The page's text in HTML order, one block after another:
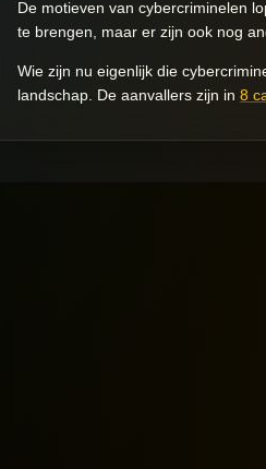
De motieven van cybercriminelen
te brengen, maar er zijn ook nog
Wie zijn nu eigenlijk die
landschap. De aanvallers zijn in 8